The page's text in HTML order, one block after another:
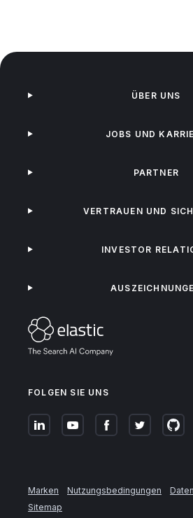
FOLGEN SIE UNS
ÜBER UNS
JOBS UND
PARTNER
VERTRAUEN UND
INVESTOR
Marken Nutzungsbedingungen
Sitemap